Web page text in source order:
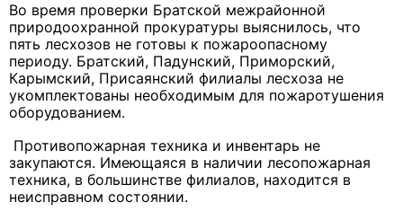
Во время проверки Братской межрайонной
природоохранной прокуратуры выяснилось, что
пять лесхозов не готовы к пожароопасному
периоду. Братский, Падунский, Приморский,
Карымский, Присаянский филиалы лесхоза не
укомплектованы необходимым для пожаротушения
оборудованием.
Противопожарная техника и инвентарь не
закупаются. Имеющаяся в наличии лесопожарная
техника, в большинстве филиалов, находится в
неисправном состоянии.